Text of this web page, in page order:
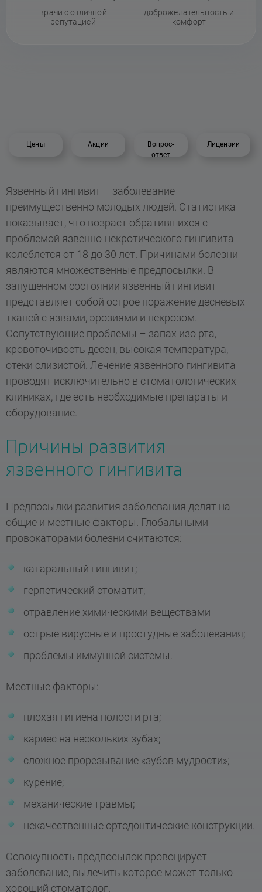
врачи с отличной
репутацией
доброжелательность и
комфорт
Цены Акции
Вопрос-
ответ
Лицензии
Язвенный гингивит – заболевание
преимущественно молодых людей. Статистика
показывает, что возраст обратившихся с
проблемой язвенно-некротического гингивита
колеблется от 18 до 30 лет. Причинами болезни
являются множественные предпосылки. В
запущенном состоянии язвенный гингивит
представляет собой острое поражение десневых
тканей с язвами, эрозиями и некрозом.
Сопутствующие проблемы – запах изо рта,
кровоточивость десен, высокая температура,
отеки слизистой. Лечение язвенного гингивита
проводят исключительно в стоматологических
клиниках, где есть необходимые препараты и
оборудование.
Причины развития
язвенного гингивита
Предпосылки развития заболевания делят на
общие и местные факторы. Глобальными
провокаторами болезни считаются:
катаральный гингивит;
герпетический стоматит;
отравление химическими веществами
острые вирусные и простудные заболевания;
проблемы иммунной системы.
Местные факторы:
плохая гигиена полости рта;
кариес на нескольких зубах;
сложное прорезывание «зубов мудрости»;
курение;
механические травмы;
некачественные ортодонтические конструкции.
Совокупность предпосылок провоцирует
заболевание, вылечить которое может только
хороший стоматолог.